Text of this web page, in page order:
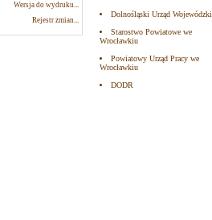
Wersja do wydruku...
Rejestr zmian...
Dolnośląski Urząd Wojewódzki
Starostwo Powiatowe we
Wrocławkiu
Powiatowy Urząd Pracy we
Wrocławkiu
DODR